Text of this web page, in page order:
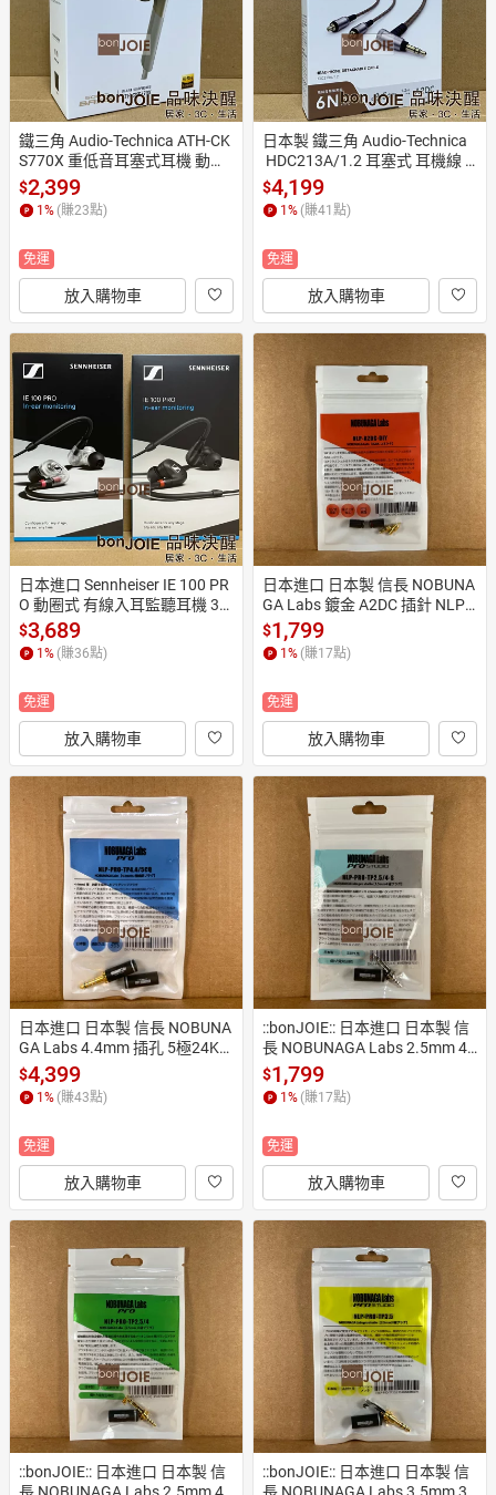
鐵三角 Audio-Technica ATH-CK
S770X 重低音耳塞式耳機 動圈
型 耳道式 Hi-Res 無損音質
$2,399
1% (賺23點)
免運
放入購物車
日本製 鐵三角 Audio-Technica
HDC213A/1.2 耳塞式 耳機線 A
2DC 升級線 耳道式 OFC
$4,199
1% (賺41點)
免運
放入購物車
日本進口 Sennheiser IE 100 PR
O 動圈式 有線入耳監聽耳機 3
色 (全新盒裝) 森海塞爾 IE100P
RO IE100 IE 40 PRO 新款
$3,689
1 % (賺36點)
免運
放入購物車
日本進口 日本製 信長 NOBUNA
GA Labs 鍍金 A2DC 插針 NLP-
A2DC-DIY (全新) A2DC端子
$1,799
1 % (賺17點)
免運
放入購物車
日本進口 日本製 信長 NOBUNA
GA Labs 4.4mm 插孔 5極24K
鍍金純銅母頭 NLP-PRO-TP4.4/
5CQ (全新) 五極純銅鍍金導體
耳機端子
$4,399
1% (賺43點)
免運
放入購物車
::bonJOIE:: 日本進口 日本製 信
長 NOBUNAGA Labs 2.5mm 4
極鍍銀耳機端子 NLP-PRO-TP2.
5/4-S (全新) 四極鍍銀平衡耳機
頭
$1,799
1% (賺17點)
免運
放入購物車
::bonJOIE:: 日本進口 日本製 信
長 NOBUNAGA Labs 2.5mm 4
::bonJOIE:: 日本進口 日本製 信
長 NOBUNAGA Labs 3.5mm 3